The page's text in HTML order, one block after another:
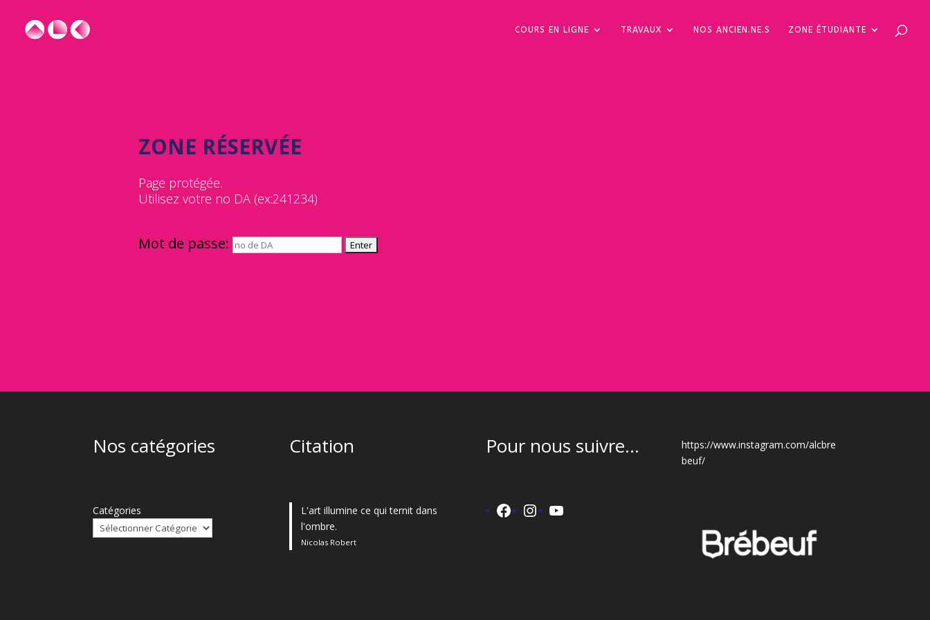
COURS EN LIGNE TRAVAUX NOS ANCIEN.NE.S ZONE ÉTUDIANTE
ZONE RÉSERVÉE
Page protégée.
Utilisez votre no DA (ex:241234)
Mot de passe:
Nos catégories
Catégories
Citation
L'art illumine ce qui ternit dans
l'ombre.
Nicolas Robert
Pour nous suivre...
Facebook
Instagram
YouTube
https://www.instagram.com/alcbre
beuf/